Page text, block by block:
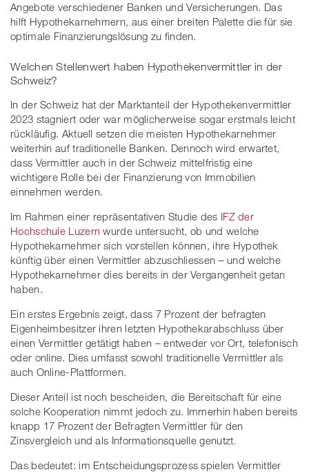
Angebote verschiedener Banken und Versicherungen. Das
hilft Hypothekarnehmern, aus einer breiten Palette die für sie
optimale Finanzierungslösung zu finden.
Welchen Stellenwert haben Hypothekenvermittler in der
Schweiz?
In der Schweiz hat der Marktanteil der Hypothekenvermittler
2023 stagniert oder war möglicherweise sogar erstmals leicht
rückläufig. Aktuell setzen die meisten Hypothekarnehmer
weiterhin auf traditionelle Banken. Dennoch wird erwartet,
dass Vermittler auch in der Schweiz mittelfristig eine
wichtigere Rolle bei der Finanzierung von Immobilien
einnehmen werden.
Im Rahmen einer repräsentativen Studie des IFZ der
Hochschule Luzern wurde untersucht, ob und welche
Hypothekarnehmer sich vorstellen können, ihre Hypothek
künftig über einen Vermittler abzuschliessen – und welche
Hypothekarnehmer dies bereits in der Vergangenheit getan
haben.
Ein erstes Ergebnis zeigt, dass 7 Prozent der befragten
Eigenheimbesitzer ihren letzten Hypothekarabschluss über
einen Vermittler getätigt haben – entweder vor Ort, telefonisch
oder online. Dies umfasst sowohl traditionelle Vermittler als
auch Online-Plattformen.
Dieser Anteil ist noch bescheiden, die Bereitschaft für eine
solche Kooperation nimmt jedoch zu. Immerhin haben bereits
knapp 17 Prozent der Befragten Vermittler für den
Zinsvergleich und als Informationsquelle genutzt.
Das bedeutet: im Entscheidungsprozess spielen Vermittler